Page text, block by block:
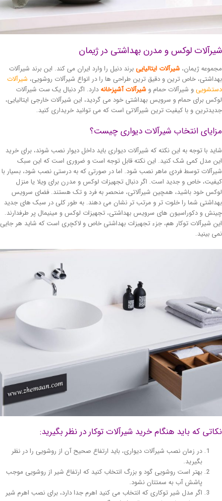
لوکس و مدرن بهداشتی در ژیمان
ژیمان،شیرآلات ایتالیاییبرند دنیل را وارد ایران می کند. این برند شیرآلات
خاص ترین و دقیق ترین طراحی ها را در انواع شیرآلات روشویی،شیرآلات
و شیرآلات حمام وشیرآلات آشپزخانهدارد. اگر دنبال یک ست شیرآلات
برای حمام و سرویس بهداشتی خود می گردید، این شیرآلات خارجی ایتالیایی،
و با کیفیت ترین شیرآلاتی است که می توانید خریداری کنید.
انتخاب شیرآلات دیواری چیست؟
با توجه به این نکته که شیرآلات دیواری باید داخل دیوار نصب شوند، برای خرید
مدل کمی شک کنید. این نکته قابل توجه است و ضروری است که این سبک
توسط فردی ماهر نصب شود. اما در صورتی که به درستی نصب شود، بسیار با
خاص و جدید است. اگر دنبال تجهیزات لوکس و مدرن برای ویلا یا منزل
خود باشید، همچین شیرآلاتی، منحصر به فرد و تک هستند. فضای سرویس
شما را خلوت تر و مرتب تر نشان می دهند. به طور کلی در سبک های جدید
و دکوراسیون های سرویس بهداشتی، تجهیزات لوکس و مینیمال پر طرفدارند.
شیرآلات توکار هم، جزء تجهیزات بهداشتی خاص و لاکچری است که شاید هر جایی
بینید.
که باید هنگام خرید شیرآلات توکار در نظر بگیرید:
در زمان نصب شیرآلات دیواری، باید ارتفاع صحیح آن از روشویی را در نظر
بگیرید.
بهتر است روشویی گود و بزرگ انتخاب کنید که ارتفاع شیر از روشویی موجب
پاشش آب به سمتتان نشود.
اگر مدل شیر توکاری که انتخاب می کنید اهرم جدا دارد، برای نصب اهرم شیر